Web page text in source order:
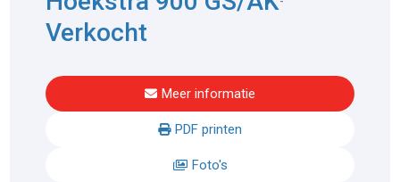
Verkocht
Meer informatie
PDF printen
Foto's